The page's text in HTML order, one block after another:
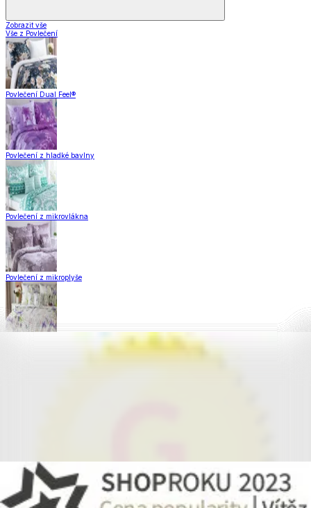
Zobrazit vše
Vše z Povlečení
Povlečení Dual Feel®
Povlečení z hladké bavlny
Povlečení z mikrovlákna
Povlečení z mikroplyše
Krepové povlečení